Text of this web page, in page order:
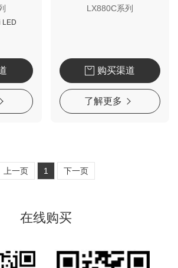
LED
LX880C系列
购买渠道
了解更多
上一页 1 下一页
在线购买